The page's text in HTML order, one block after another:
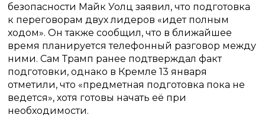
безопасности Майк Уолц заявил, что подготовка
к переговорам двух лидеров «идет полным
ходом». Он также сообщил, что в ближайшее
время планируется телефонный разговор между
ними. Сам Трамп ранее подтверждал факт
подготовки, однако в Кремле 13 января
отметили, что «предметная подготовка пока не
ведется», хотя готовы начать её при
необходимости.